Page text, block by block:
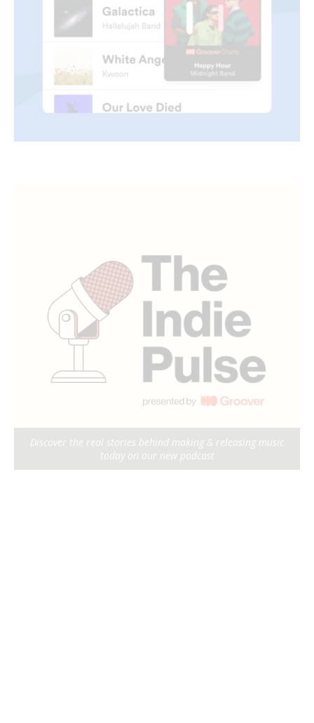
Discover the real stories behind making & releasing music
today on our new podcast